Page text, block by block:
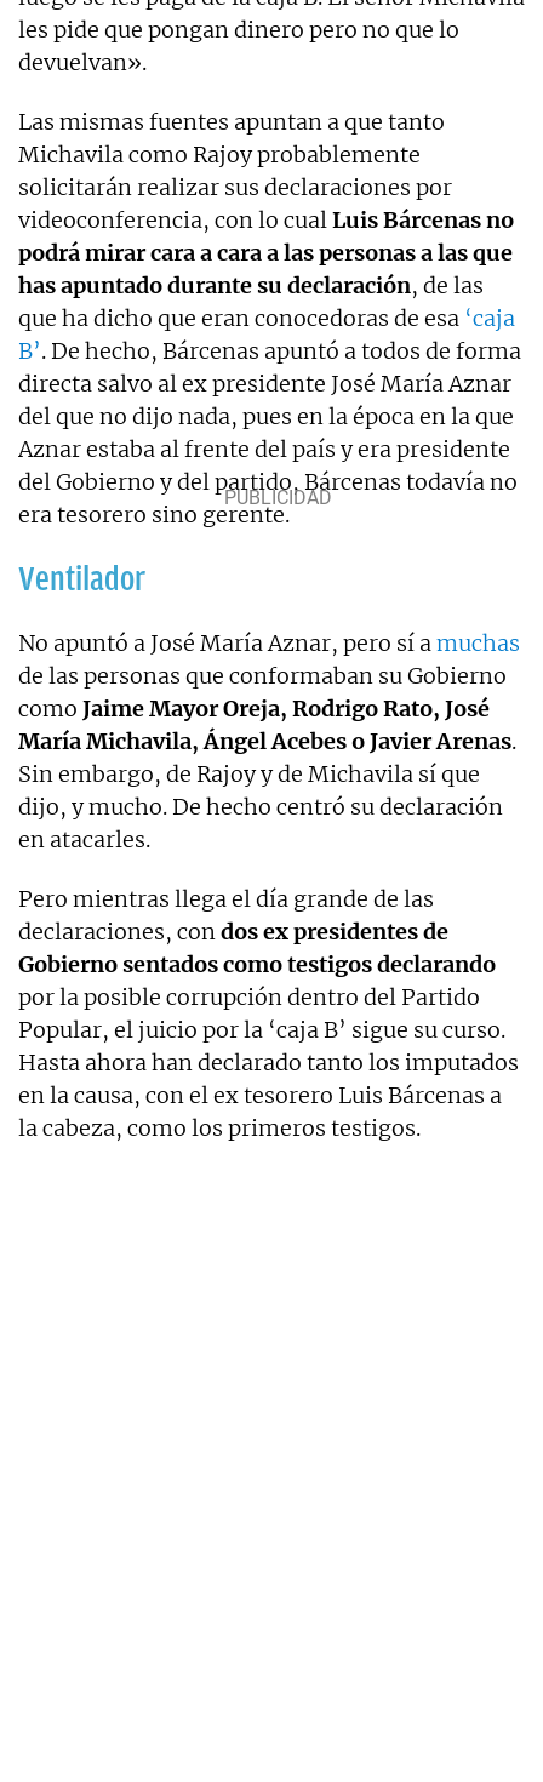
les pide que pongan dinero pero no que lo
devuelvan».
Las mismas fuentes apuntan a que tanto
Michavila como Rajoy probablemente
solicitarán realizar sus declaraciones por
videoconferencia, con lo cualLuis Bárcenas no
podrá mirar cara a cara a las personas a las que
has apuntado durante su declaración, de las
que ha dicho que eran conocedoras de esa ‘caja
B’. De hecho, Bárcenas apuntó a todos de forma
directa salvo al ex presidente José María Aznar
del que no dijo nada, pues en la época en la que
Aznar estaba al frente del país y era presidente
del Gobierno y del partido, Bárcenas todavía no
era tesorero sino gerente.
Ventilador
No apuntó a José María Aznar, pero sí amuchas
de las personas que conformaban su Gobierno
como Jaime Mayor Oreja, Rodrigo Rato, José
María Michavila, Ángel Acebes o Javier Arenas.
Sin embargo, de Rajoy y de Michavila sí que
dijo, y mucho. De hecho centró su declaración
en atacarles.
Pero mientras llega el día grande de las
declaraciones, condos ex presidentes de
Gobierno sentados como testigos declarando
por la posible corrupción dentro del Partido
Popular, el juicio por la ‘caja B’ sigue su curso.
Hasta ahora han declarado tanto los imputados
en la causa, con el ex tesorero Luis Bárcenas a
la cabeza, como los primeros testigos.